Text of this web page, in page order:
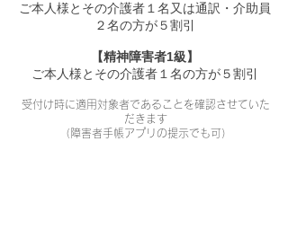
ご本人様とその介護者１名又は通訳・介助員
２名の方が５割引
【精神障害者1級】
ご本人様とその介護者１名の方が５割引
受付け時に適用対象者であることを確認させていた
だきます
（障害者手帳アプリの提示でも可）